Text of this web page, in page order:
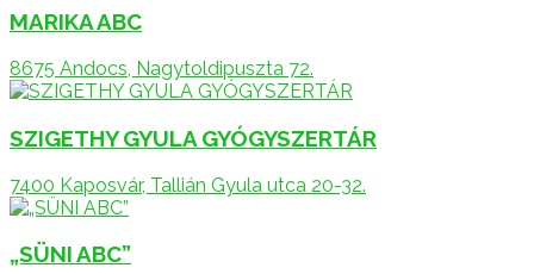
MARIKA ABC
8675 Andocs, Nagytoldipuszta 72.
SZIGETHY GYULA GYÓGYSZERTÁR
7400 Kaposvár, Tallián Gyula utca 20-32.
„SÜNI ABC”